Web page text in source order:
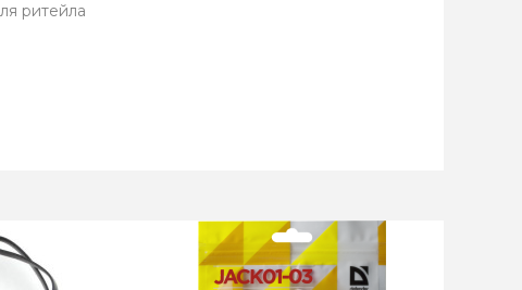
ритейла